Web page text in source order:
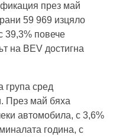
през май
59 969 изцяло
39,3% повече
на BEV достигна
група сред
През май бяха
автомобила, с 3,6%
година, с